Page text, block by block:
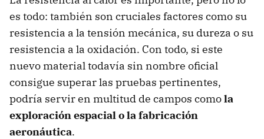
es todo: también son cruciales factores como su
resistencia a la tensión mecánica, su dureza o su
resistencia a la oxidación. Con todo, si este
nuevo material todavía sin nombre oficial
consigue superar las pruebas pertinentes,
podría servir en multitud de campos comola
exploración espacial o la fabricación
aeronáutica.